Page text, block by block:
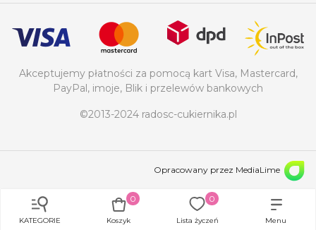
KATEGORIE Koszyk
0
Lista życzeń
0
Menu
Akceptujemy płatności za pomocą kart Visa, Mastercard,
PayPal, imoje, Blik i przelewów bankowych
©2013-2024 radosc-cukiernika.pl
Opracowany przez MediaLime